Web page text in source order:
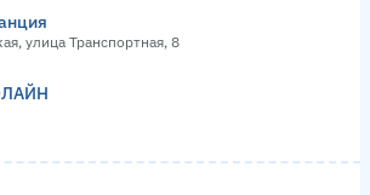
улица Транспортная, 8